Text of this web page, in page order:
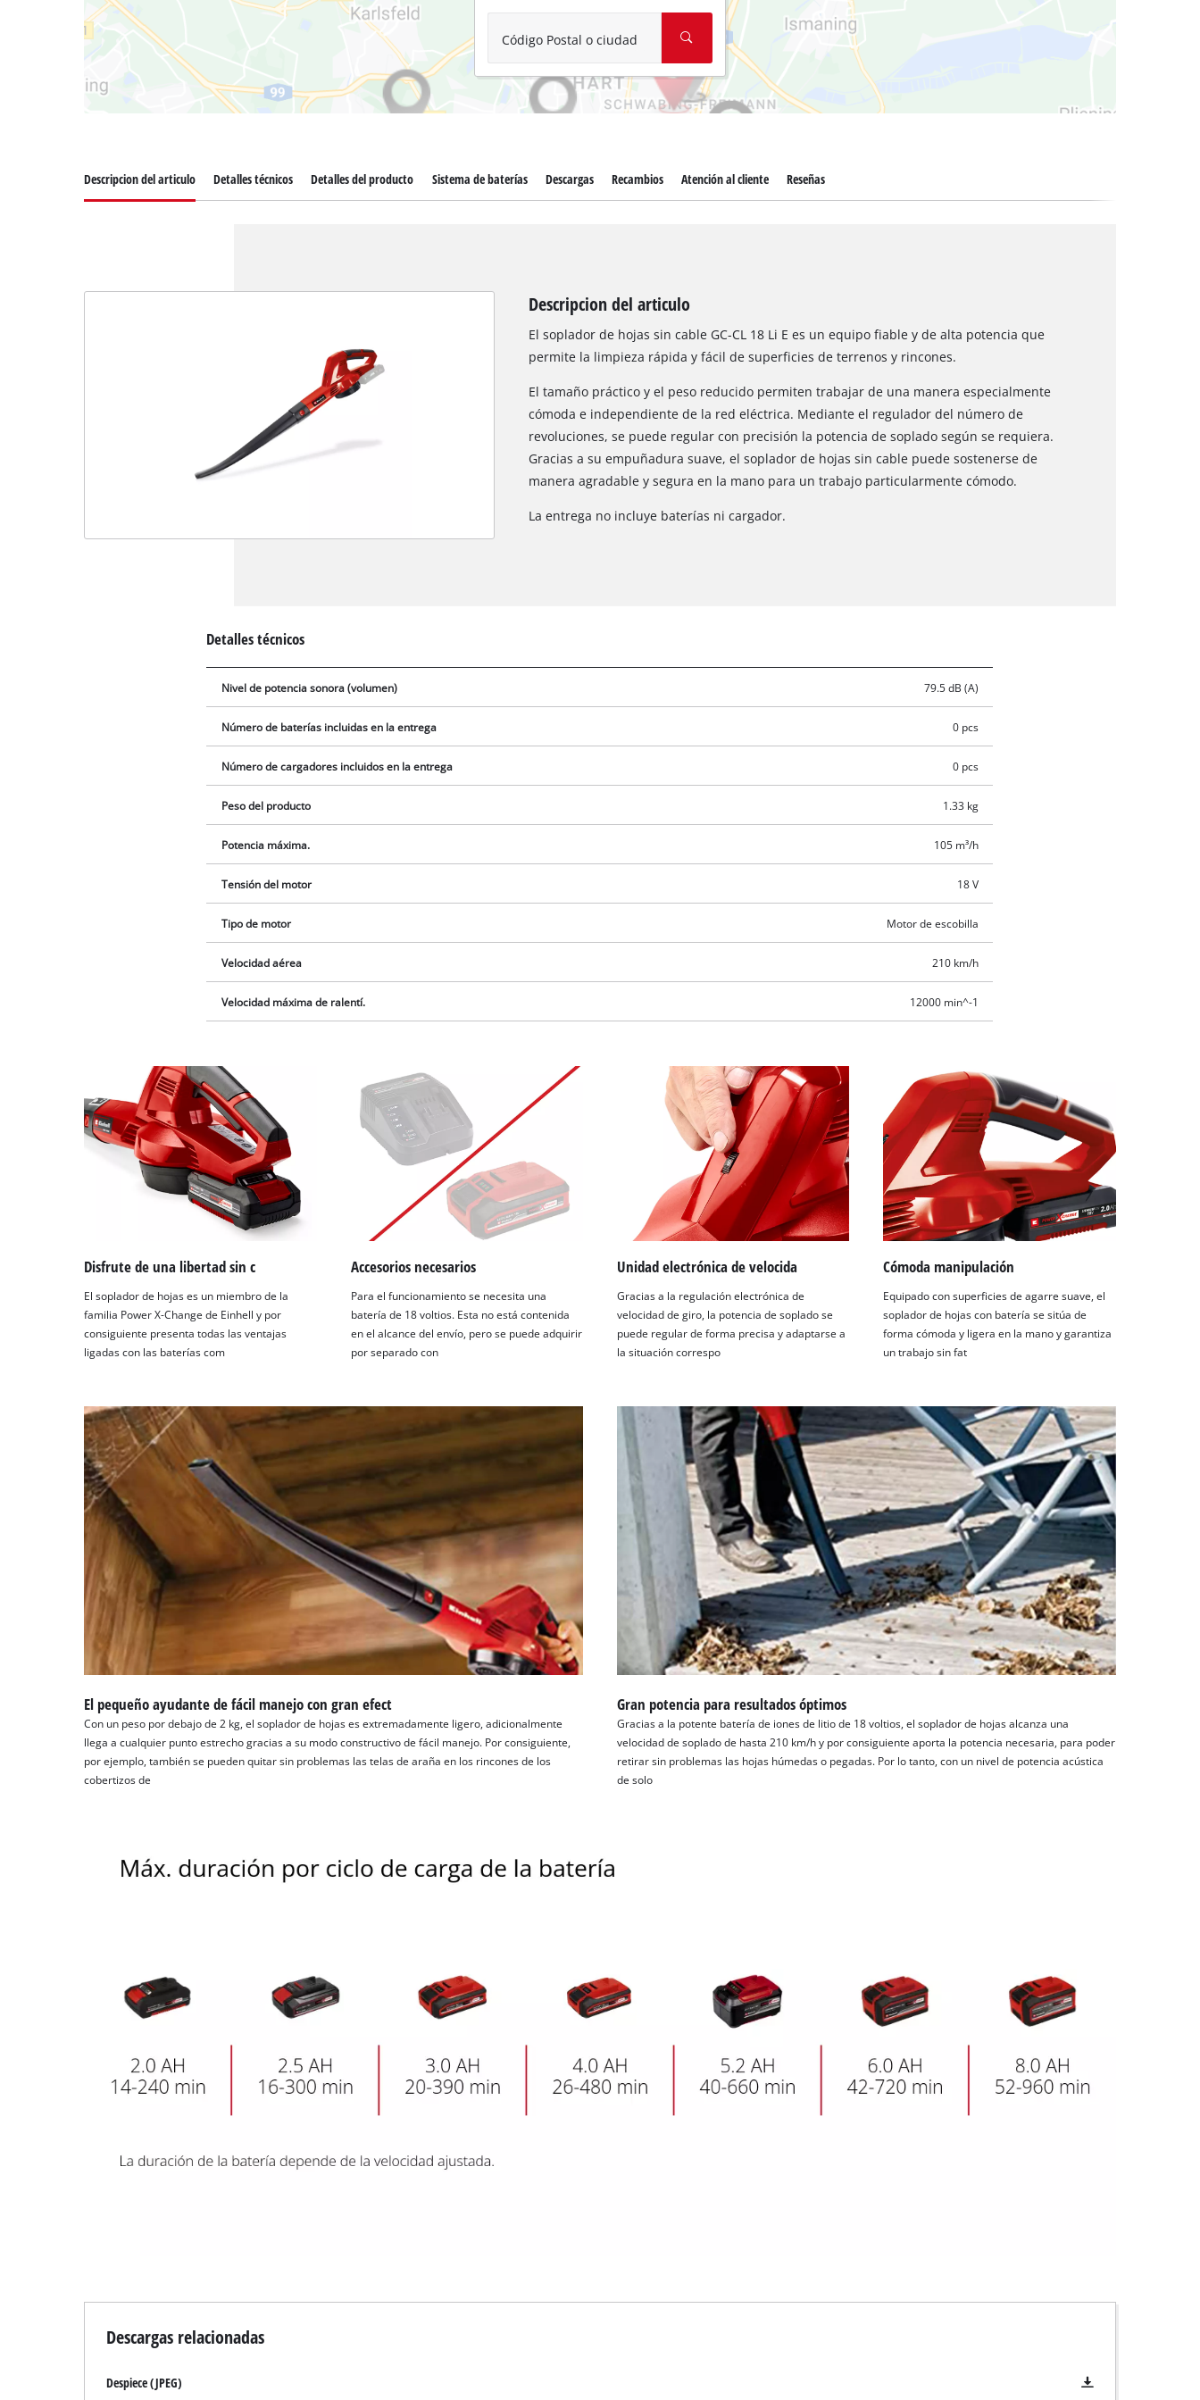
Aspirador de materiales húmedos y secos
Aspiradoras para cenizas
Más herramientas de limpieza
Hidrolavadoras
Código Postal o ciudad
¡Necesitamos su consentimiento para
cargar el servicio Google Maps!
This content is not permitted to load due
to trackers that are not disclosed to the
visitor. The website owner needs to setup
the site with their CMP to add this content
to the list of technologies used.
Usercentrics Consent
Management Platform
Descripcion del articulo Detalles técnicos Detalles del producto Sistema de baterías Descargas Recambios Atención al cliente Reseñas
Descripcion del articulo
El soplador de hojas sin cable GC-CL 18 Li E es un equipo fiable y de alta potencia que
permite la limpieza rápida y fácil de superficies de terrenos y rincones.
El tamaño práctico y el peso reducido permiten trabajar de una manera especialmente
cómoda e independiente de la red eléctrica. Mediante el regulador del número de
revoluciones, se puede regular con precisión la potencia de soplado según se requiera.
Gracias a su empuñadura suave, el soplador de hojas sin cable puede sostenerse de
manera agradable y segura en la mano para un trabajo particularmente cómodo.
La entrega no incluye baterías ni cargador.
Detalles técnicos
Nivel de potencia sonora (volumen) 79.5 dB (A)
Número de baterías incluidas en la entrega 0 pcs
Número de cargadores incluidos en la entrega 0 pcs
Peso del producto 1.33 kg
Potencia máxima. 105 m³/h
Tensión del motor 18 V
Tipo de motor Motor de escobilla
Velocidad aérea 210 km/h
Velocidad máxima de ralentí. 12000 min^-1
Disfrute de una libertad sin c
El soplador de hojas es un miembro de la
familia Power X-Change de Einhell y por
consiguiente presenta todas las ventajas
ligadas con las baterías com
Accesorios necesarios
Para el funcionamiento se necesita una
batería de 18 voltios. Esta no está contenida
en el alcance del envío, pero se puede adquirir
por separado con
Unidad electrónica de velocida
Gracias a la regulación electrónica de
velocidad de giro, la potencia de soplado se
puede regular de forma precisa y adaptarse a
la situación correspo
Cómoda manipulación
Equipado con superficies de agarre suave, el
soplador de hojas con batería se sitúa de
forma cómoda y ligera en la mano y garantiza
un trabajo sin fat
El pequeño ayudante de fácil manejo con gran efect
Con un peso por debajo de 2 kg, el soplador de hojas es extremadamente ligero, adicionalmente
llega a cualquier punto estrecho gracias a su modo constructivo de fácil manejo. Por consiguiente,
por ejemplo, también se pueden quitar sin problemas las telas de araña en los rincones de los
cobertizos de
Gran potencia para resultados óptimos
Gracias a la potente batería de iones de litio de 18 voltios, el soplador de hojas alcanza una
velocidad de soplado de hasta 210 km/h y por consiguiente aporta la potencia necesaria, para poder
retirar sin problemas las hojas húmedas o pegadas. Por lo tanto, con un nivel de potencia acústica
de solo
Descargas relacionadas
Despiece (JPEG)